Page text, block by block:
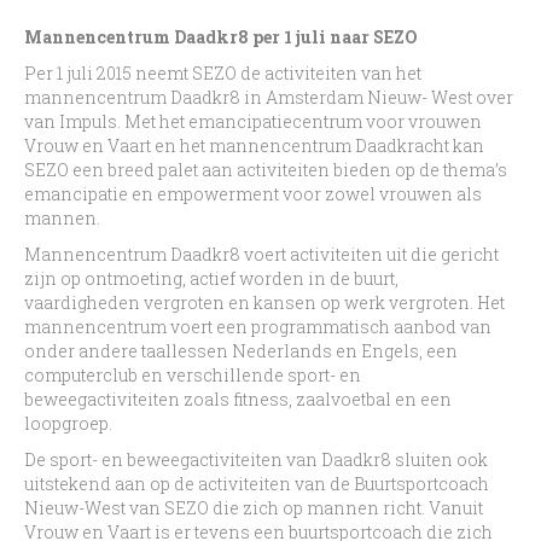
Mannencentrum Daadkr8 per 1 juli naar SEZO
Per 1 juli 2015 neemt SEZO de activiteiten van het
mannencentrum Daadkr8 in Amsterdam Nieuw- West over
van Impuls. Met het emancipatiecentrum voor vrouwen
Vrouw en Vaart en het mannencentrum Daadkracht kan
SEZO een breed palet aan activiteiten bieden op de thema’s
emancipatie en empowerment voor zowel vrouwen als
mannen.
Mannencentrum Daadkr8 voert activiteiten uit die gericht
zijn op ontmoeting, actief worden in de buurt,
vaardigheden vergroten en kansen op werk vergroten. Het
mannencentrum voert een programmatisch aanbod van
onder andere taallessen Nederlands en Engels, een
computerclub en verschillende sport- en
beweegactiviteiten zoals fitness, zaalvoetbal en een
loopgroep.
De sport- en beweegactiviteiten van Daadkr8 sluiten ook
uitstekend aan op de activiteiten van de Buurtsportcoach
Nieuw-West van SEZO die zich op mannen richt. Vanuit
Vrouw en Vaart is er tevens een buurtsportcoach die zich